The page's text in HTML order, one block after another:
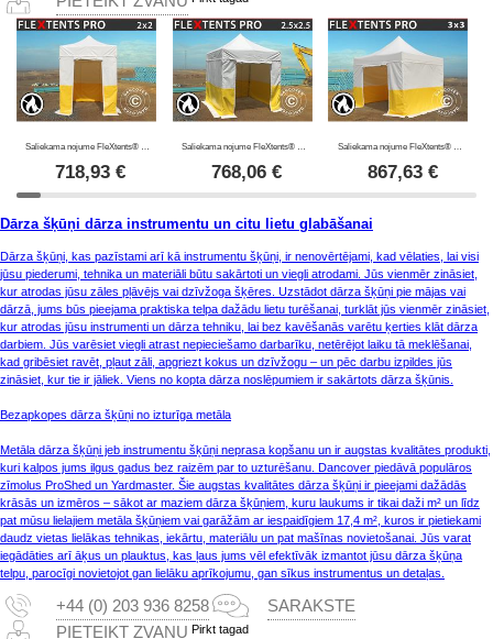
718,93 € 768,06€ 867,63€
Dārza šķūņi dārza instrumentu un citu lietu glabāšanai
Dārza šķūņi, kas pazīstami arī kā instrumentu šķūņi, ir nenovērtējami, kad vēlaties, lai visi
jūsu piederumi, tehnika un materiāli būtu sakārtoti un viegli atrodami. Jūs vienmēr zināsiet,
kur atrodas jūsu zāles pļāvējs vai dzīvžoga šķēres. Uzstādot dārza šķūņi pie mājas vai
dārzā, jums būs pieejama praktiska telpa dažādu lietu turēšanai, turklāt jūs vienmēr zināsiet,
kur atrodas jūsu instrumenti un dārza tehniku, lai bez kavēšanās varētu ķerties klāt dārza
darbiem. Jūs varēsiet viegli atrast nepieciešamo darbarīku, netērējot laiku tā meklēšanai,
kad gribēsiet ravēt, pļaut zāli, apgriezt kokus un dzīvžogu – un pēc darbu izpildes jūs
zināsiet, kur tie ir jāliek. Viens no kopta dārza noslēpumiem ir sakārtots dārza šķūnis.
Bezapkopes dārza šķūņi no izturīga metāla
Metāla dārza šķūņi jeb instrumentu šķūņi neprasa kopšanu un ir augstas kvalitātes produkti,
kuri kalpos jums ilgus gadus bez raizēm par to uzturēšanu. Dancover piedāvā populāros
zīmolus ProShed un Yardmaster. Šie augstas kvalitātes dārza šķūņi ir pieejami dažādās
krāsās un izmēros – sākot ar maziem dārza šķūņiem, kuru laukums ir tikai daži m² un līdz
pat mūsu lielajiem metāla šķūņiem vai garāžām ar iespaidīgiem 17,4 m², kuros ir pietiekami
daudz vietas lielākas tehnikas, iekārtu, materiālu un pat mašīnas novietošanai. Jūs varat
iegādāties arī āķus un plauktus, kas ļaus jums vēl efektīvāk izmantot jūsu dārza šķūņa
telpu, parocīgi novietojot gan lielāku aprīkojumu, gan sīkus instrumentus un detaļas.
+44 (0) 203 936 8258
SARAKSTE
PIETEIKT ZVANU Pirkt tagad